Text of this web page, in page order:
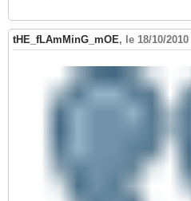
tHE_fLAmMinG_mOE, le 18/10/